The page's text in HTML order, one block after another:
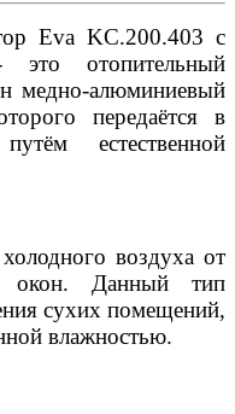
Eva KC.200.403 с
это отопительный
медно-алюминиевый
передаётся в
естественной
воздуха от
окон. Данный тип
сухих помещений,
влажностью.